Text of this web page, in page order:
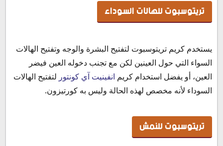
تريتوسبوت للهالات السوداء
يستخدم كريم تريتوسبوت لتفتيح البشرة والوجه وتفتيح الهالات
السواء التي حول العينين لكن مع تجنب دخوله العين فيضر
العين، أو يفضل استخدام كريم انفينيت آي كونتور لتفتيح الهالات
السوداء لأنه مخصص لهذه الحالة وليس به كورتيزون.
تريتوسبوت للنمش